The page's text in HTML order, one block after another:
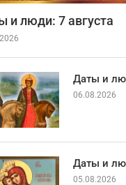
и люди: 7 августа
Даты и
06.08.2026
Даты и
05.08.2026